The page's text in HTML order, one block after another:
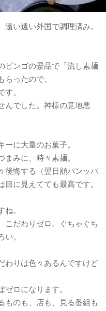
い遠い外国で調理済み。
ビンゴの景品で「流し素麺
らったので、
す。
んでした。神様の意地悪
ーに大量のお菓子。
まみに、時々素麺。
後悔する（翌日顔パンッパ
目に見えてても最高です。
ね。
こだわりゼロ。ぐちゃぐち
い。
わりは色々あるんですけど
ゼロになります。
ものも、店も、見る番組も